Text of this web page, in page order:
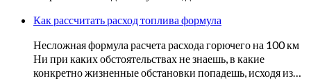
Как рассчитать расход топлива формула
Несложная формула расчета расхода горючего на 100 км
Ни при каких обстоятельствах не знаешь, в какие
конкретно жизненные обстановки попадешь, исходя из…